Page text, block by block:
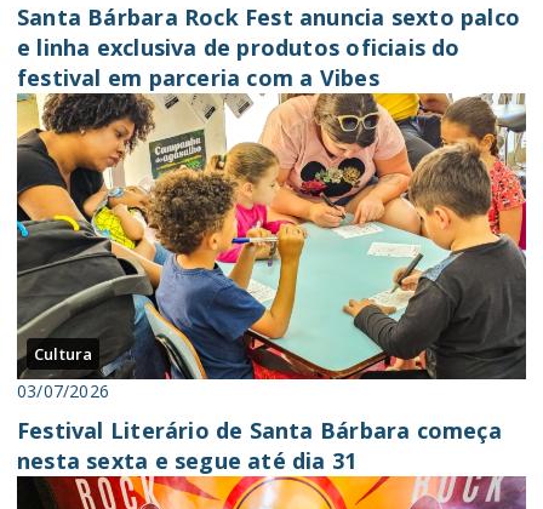
Santa Bárbara Rock Fest anuncia sexto palco
e linha exclusiva de produtos oficiais do
festival em parceria com a Vibes
Cultura
03/07/2026
Festival Literário de Santa Bárbara começa
nesta sexta e segue até dia 31